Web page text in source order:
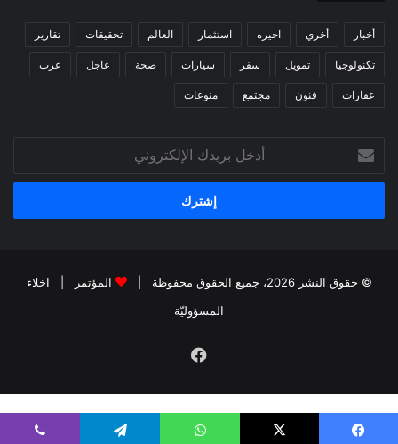
أخبار أخري اخيره استثمار العالم تحقيقات تقارير
تكنولوجيا تمويل سفر سيارات صحة عاجل عرب
عقارات فنون مجتمع منوعات
بريدك
الإلكتروني
© حقوق النشر 2026، جميع الحقوق محفوظة | المؤتمر
اخلاء
المسؤوليّة
فيسبوك
kiralık bahis siteleri